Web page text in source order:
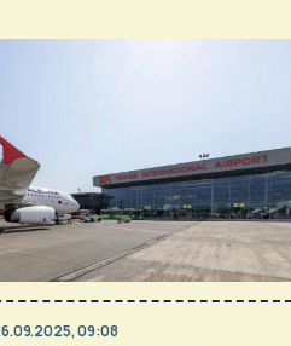
09:08